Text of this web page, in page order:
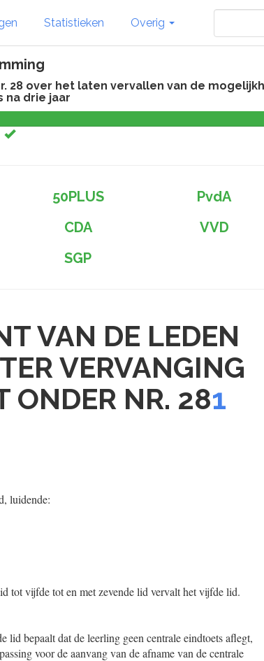
Statistieken Overig
28 over het laten vervallen van de
na drie jaar
50PLUS
PvdA
CDA
VVD
SGP
VAN DE LEDEN
VERVANGING
ONDER NR. 281
luidende:
tot vijfde tot en met zevende lid vervalt het vijfde lid.
lid bepaalt dat de leerling geen centrale eindtoets aflegt,
voor de aanvang van de afname van de centrale